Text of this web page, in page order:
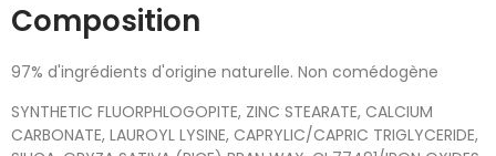
Composition
97% d'ingrédients d'origine naturelle. Non comédogène
SYNTHETIC FLUORPHLOGOPITE, ZINC STEARATE, CALCIUM
CARBONATE, LAUROYL LYSINE, CAPRYLIC/CAPRIC TRIGLYCERIDE,